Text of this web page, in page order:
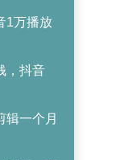
1万播放
，抖音
辑一个月